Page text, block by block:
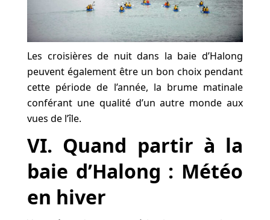
Les croisières de nuit dans la baie d’Halong
peuvent également être un bon choix pendant
cette période de l’année, la brume matinale
conférant une qualité d’un autre monde aux
vues de l’île.
VI. Quand partir à la
baie d’Halong : Météo
en hiver